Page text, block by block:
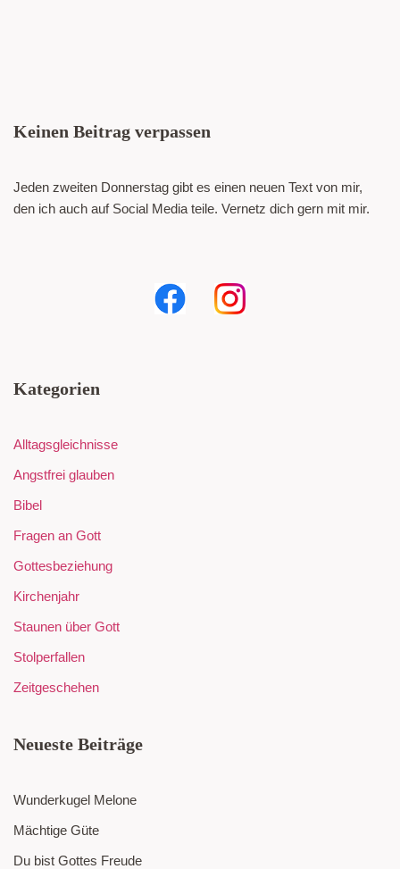
Keinen Beitrag verpassen
Jeden zweiten Donnerstag gibt es einen neuen Text von mir,
den ich auch auf Social Media teile. Vernetz dich gern mit mir.
Kategorien
Alltagsgleichnisse
Angstfrei glauben
Bibel
Fragen an Gott
Gottesbeziehung
Kirchenjahr
Staunen über Gott
Stolperfallen
Zeitgeschehen
Neueste Beiträge
Wunderkugel Melone
Mächtige Güte
Du bist Gottes Freude